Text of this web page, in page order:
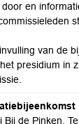
en
van de
presidium in
de Pinken,
2026